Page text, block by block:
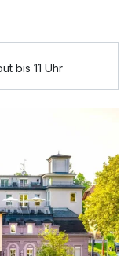
bis 11 Uhr